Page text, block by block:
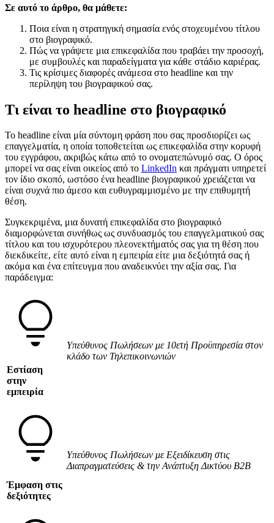
Σε αυτό το άρθρο, θα μάθετε:
Ποια είναι η στρατηγική σημασία ενός στοχευμένου τίτλου
στο βιογραφικό.
Πώς να γράψετε μια επικεφαλίδα που τραβάει την προσοχή,
με συμβουλές και παραδείγματα για κάθε στάδιο καριέρας.
Τις κρίσιμες διαφορές ανάμεσα στο headline και την
περίληψη του βιογραφικού σας.
Τι είναι το headline στο βιογραφικό
Το headline είναι μία σύντομη φράση που σας προσδιορίζει ως
επαγγελματία, η οποία τοποθετείται ως επικεφαλίδα στην κορυφή
του εγγράφου, ακριβώς κάτω από το ονοματεπώνυμό σας. Ο όρος
μπορεί να σας είναι οικείος από το LinkedIn και πράγματι υπηρετεί
τον ίδιο σκοπό, ωστόσο ένα headline βιογραφικού χρειάζεται να
είναι συχνά πιο άμεσο και ευθυγραμμισμένο με την επιθυμητή
θέση.
Συγκεκριμένα, μια δυνατή επικεφαλίδα στο βιογραφικό
διαμορφώνεται συνήθως ως συνδυασμός του επαγγελματικού σας
τίτλου και του ισχυρότερου πλεονεκτήματός σας για τη θέση που
διεκδικείτε, είτε αυτό είναι η εμπειρία είτε μια δεξιότητά σας ή
ακόμα και ένα επίτευγμα που αναδεικνύει την αξία σας. Για
παράδειγμα:
Εστίαση
στην
εμπειρία
Υπεύθυνος Πωλήσεων με 10ετή Προϋπηρεσία στον
κλάδο των Τηλεπικοινωνιών
Έμφαση στις
δεξιότητες
Υπεύθυνος Πωλήσεων με Εξειδίκευση στις
Διαπραγματεύσεις & την Ανάπτυξη Δικτύου B2B